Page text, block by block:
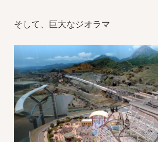
そして、巨大なジオラマ